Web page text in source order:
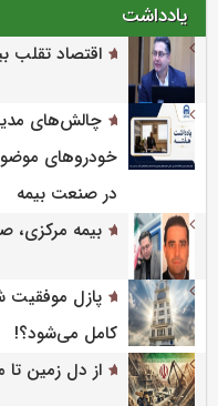
یادداشت
اقتصاد تقلب
چالش‌های
خودروهای
در صنعت بیمه
بیمه مرکزی،
کامل می‌شود؟!
از دل زمین تا